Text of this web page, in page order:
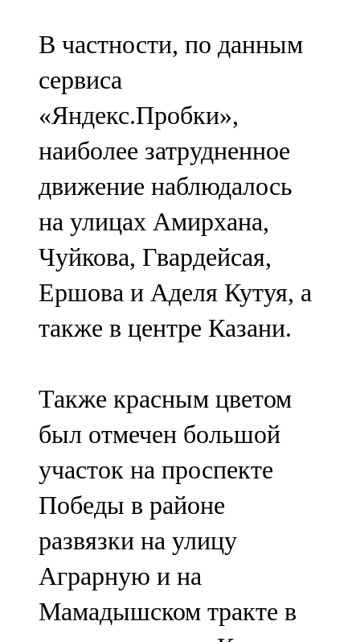
Түбән Кама
102,6 FM
Чирмешән
107,7 FM
Чистай
103,0 FM
Чүпрәле
91,0 FM
Шәмәрдән
Яңа чишмә
107,0 FM
Яр Чаллы
105,5 FM
В частности, по данным
сервиса
«Яндекс.Пробки»,
наиболее затрудненное
движение наблюдалось
на улицах Амирхана,
Чуйкова, Гвардейсая,
Ершова и Аделя Кутуя, а
также в центре Казани.
Также красным цветом
был отмечен большой
участок на проспекте
Победы в районе
развязки на улицу
Аграрную и на
Мамадышском тракте в